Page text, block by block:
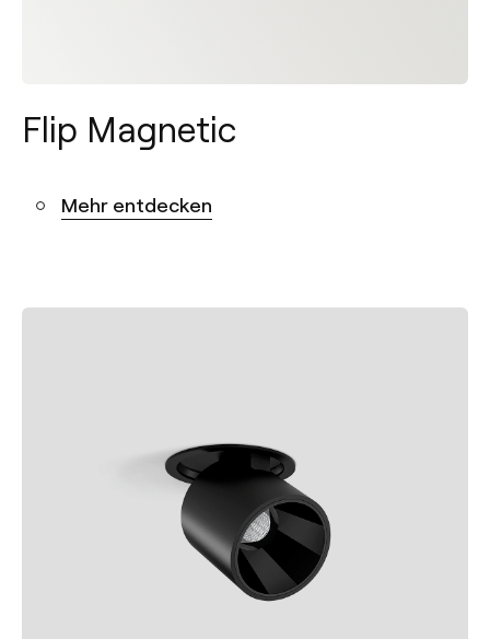
Flip Magnetic
Mehr entdecken